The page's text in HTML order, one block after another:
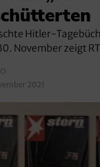
Hitler-
November zeigt
2021